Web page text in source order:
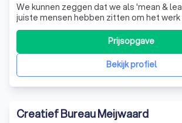
We kunnen zeggen dat we als 'mean &
juiste mensen hebben zitten om het
efficiënt uit te voeren. Geen mensen
zeker niet te weinig. We zijn inmiddels
bureau's die nog volop vertrouwen op
niet voor elke klus gebruik ma
Bekijk profiel
Prijsopgave
Creatief Bureau Meijwaard